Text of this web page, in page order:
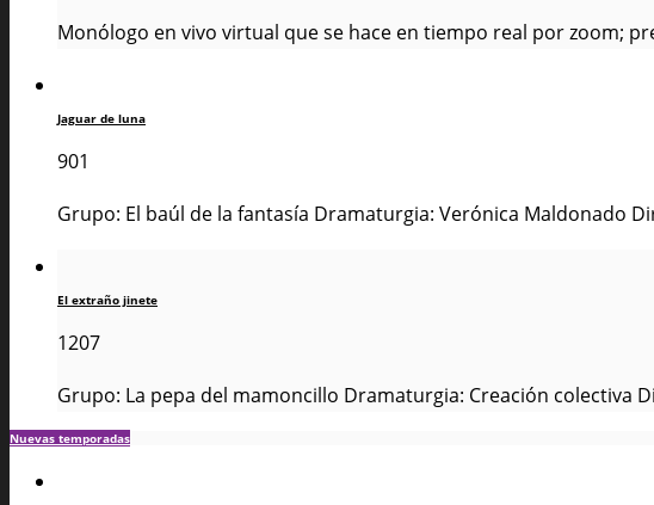
Monólogo en vivo virtual que se hace en tiempo real por zoom;
Jaguar de luna
901
Grupo: El baúl de la fantasía Dramaturgia: Verónica Maldonado
El extraño jinete
1207
Grupo: La pepa del mamoncillo Dramaturgia: Creación colectiva
Nuevas temporadas